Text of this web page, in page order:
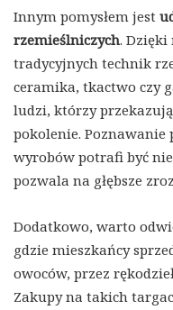
Innym pomysłem jest
rzemieślniczych. Dzięki
tradycyjnych technik
ceramika, tkactwo czy
ludzi, którzy
pokolenie.
wyrobów potrafi być
pozwala na głębsze
Dodatkowo, warto
gdzie mieszkańcy
owoców, przez
Zakupy na takich